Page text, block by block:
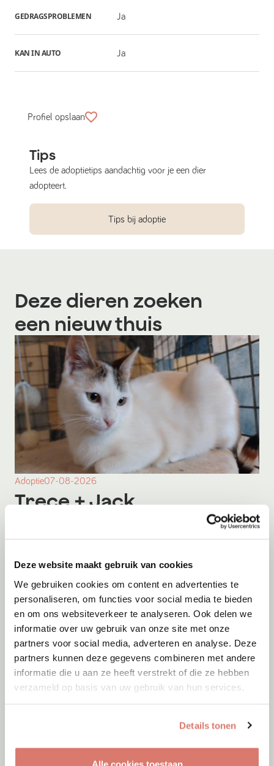
Deze website maakt gebruik van cookies
We gebruiken cookies om content en advertenties te
personaliseren, om functies voor social media te bieden
en om ons websiteverkeer te analyseren. Ook delen we
informatie over uw gebruik van onze site met onze
partners voor social media, adverteren en analyse. Deze
partners kunnen deze gegevens combineren met andere
informatie die u aan ze heeft verstrekt of die ze hebben
verzameld op basis van uw gebruik van hun services.
Details tonen
GEDRAGSPROBLEMEN Ja
KAN IN AUTO Ja
Profiel opslaan
Tips
Lees de adoptietips aandachtig voor je een dier
adopteert.
Tips bij adoptie
Deze dieren zoeken
een nieuw thuis
Adoptie07-08-2026
Trece+ Jack
+ Trece